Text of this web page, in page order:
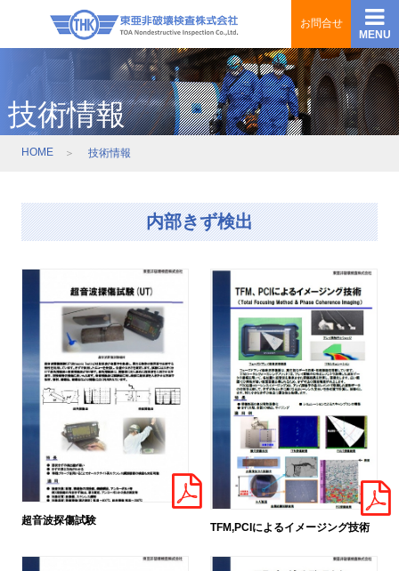
Inspection Co.,Ltd.
お問合せ
MENU
技術情報
HOME 技術情報
内部きず検出
超音波探傷試験
TFM,PCIによるイメージング技術